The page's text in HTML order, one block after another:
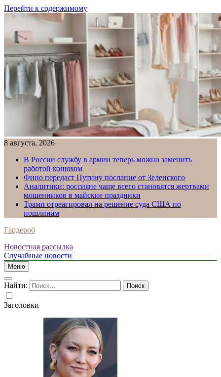
Перейти к содержимому
8 августа, 2026
В России службу в армии теперь можно заменить
работой конюхом
Фицо передаст Путину послание от Зеленского
Аналитики: россияне чаще всего становятся жертвами
мошенников в майские праздники
Трамп отреагировал на решение суда США по
пошлинам
Гардероб
Новостная рассылка
Случайные новости
Меню
Найти:
Заголовки